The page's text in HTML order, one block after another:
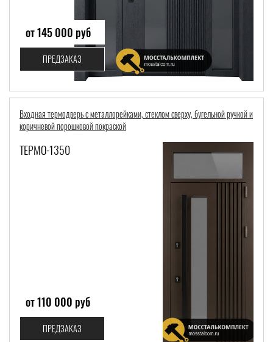
от 145 000 руб
ПРЕДЗАКАЗ
Входная термодверь с металлорейками, стеклом сверху, бугельной ручкой и
коричневой порошковой покраской
ТЕРМО-1350
от 110 000 руб
ПРЕДЗАКАЗ